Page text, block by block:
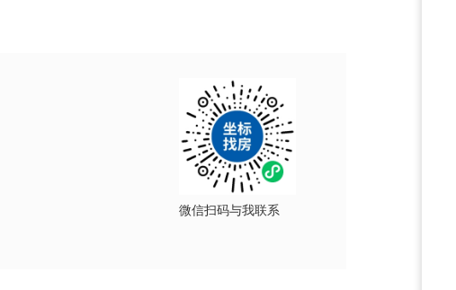
微信扫码与我联系